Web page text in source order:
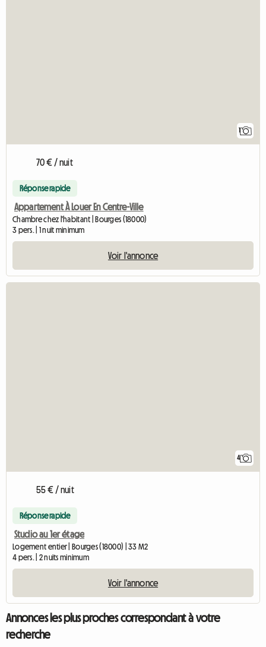
1
70 € / nuit
Réponse rapide
Appartement À Louer En Centre-Ville
Chambre chez l'habitant | Bourges (18000)
3 pers. | 1 nuit minimum
Voir l'annonce
4
55 € / nuit
Réponse rapide
Studio au 1er étage
Logement entier | Bourges (18000) | 33 M2
4 pers. | 2 nuits minimum
Voir l'annonce
Annonces les plus proches correspondant à votre
recherche